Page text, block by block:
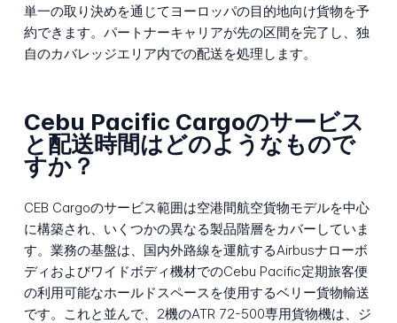
単一の取り決めを通じてヨーロッパの目的地向け貨物を予
約できます。パートナーキャリアが先の区間を完了し、独
自のカバレッジエリア内での配送を処理します。
Cebu Pacific Cargoのサービス
と配送時間はどのようなもので
すか？
CEB Cargoのサービス範囲は空港間航空貨物モデルを中心
に構築され、いくつかの異なる製品階層をカバーしていま
す。業務の基盤は、国内外路線を運航するAirbusナローボ
ディおよびワイドボディ機材でのCebu Pacific定期旅客便
の利用可能なホールドスペースを使用するベリー貨物輸送
です。これと並んで、2機のATR 72-500専用貨物機は、ジ